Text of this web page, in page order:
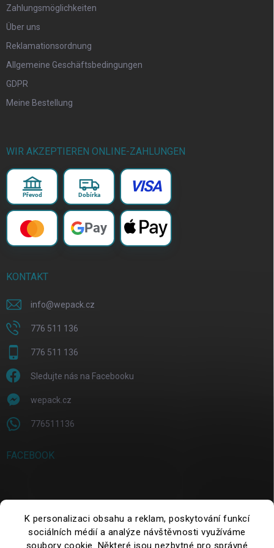
K personalizaci obsahu a reklam, poskytování funkcí
sociálních médií a analýze návštěvnosti využíváme
soubory cookie. Některé jsou nezbytné pro správné
Zahlungsmöglichkeiten
Über uns
Reklamationsordnung
Allgemeine Geschäftsbedingungen
GDPR
Meine Bestellung
WIR AKZEPTIEREN ONLINE-ZAHLUNGEN
Převod Dobírka VISA
Pay
KONTAKT
info@wepack.cz
776 511 136
776 511 136
Sledujte nás na Facebooku
wepack.cz
776511136
FACEBOOK
Suchen